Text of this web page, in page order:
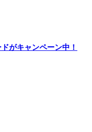
がキャンペーン中！